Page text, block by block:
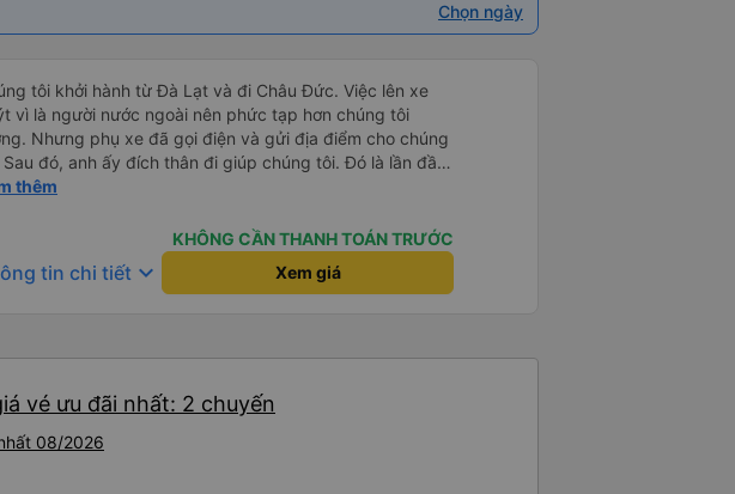
Chọn ngày
tôi khởi hành từ Đà Lạt và đi Châu Đức. Việc lên xe
vì là người nước ngoài nên phức tạp hơn chúng tôi
Nhưng phụ xe đã gọi điện và gửi địa điểm cho chúng
đó, anh ấy đích thân đi giúp chúng tôi. Đó là lần đầu
đi xe giường nằm với hai đứa trẻ nhỏ khá thú vị. Chúng
Tôi rất ngạc nhiên khi xe dừng lại lúc nửa đêm ở Cần
và mọi người xuống xe ăn. Khi đến điểm dừng, họ đánh
chúng tôi dậy và đảm bảo chúng tôi đã sẵn sàng. Nhìn
thêm
KHÔNG CẦN THANH TOÁN TRƯỚC
tin chi tiết keyboard_arrow_down Xem giá
vé ưu đãi nhất: 2 chuyến
08/2026